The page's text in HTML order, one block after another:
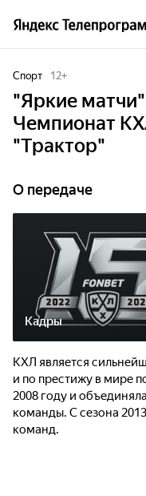
Спорт 12+
"Яркие
Чемпионат
"Трактор"
О передаче
Кадры
КХЛ является
и по престижу в мире
2008 году и
команды. С сезона
команд.